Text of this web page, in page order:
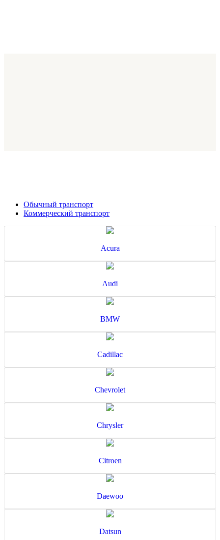
Обычный транспорт
Коммерческий транспорт
Acura
Audi
BMW
Cadillac
Chevrolet
Chrysler
Citroen
Daewoo
Datsun